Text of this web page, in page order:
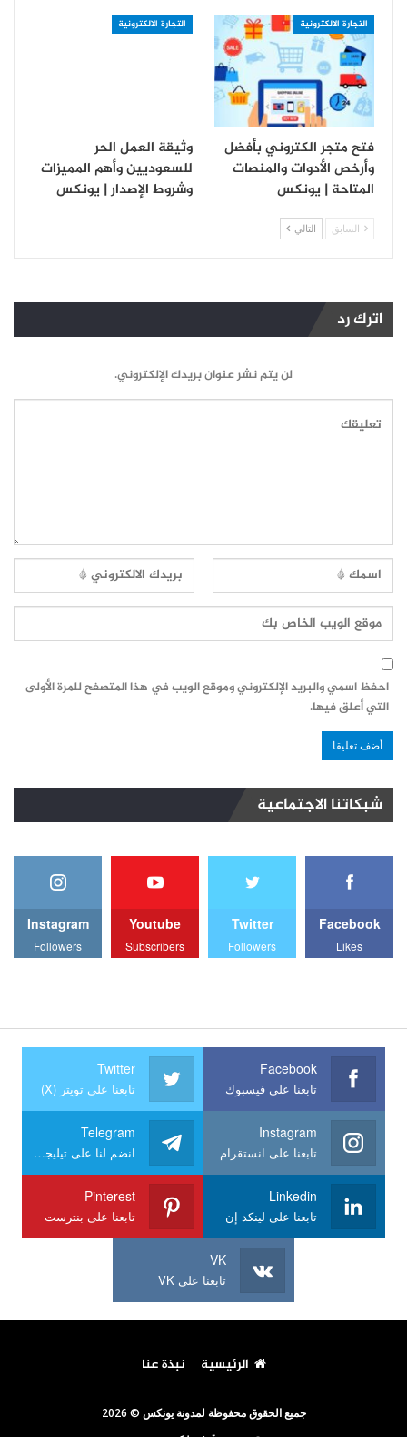
التجارة الالكترونية
فتح متجر الكتروني بأفضل
وأرخص الأدوات والمنصات
المتاحة | يونكس
التجارة الالكترونية
وثيقة العمل الحر
للسعوديين وأهم المميزات
وشروط الإصدار | يونكس
السابق التالي
اترك رد
لن يتم نشر عنوان بريدك الإلكتروني.
احفظ اسمي والبريد الإلكتروني وموقع الويب في هذا المتصفح للمرة الأولى
التي أعلق فيها.
شبكاتنا الاجتماعية
Facebook
Likes
Twitter
Followers
Youtube
Subscribers
Instagram
Followers
Facebook
تابعنا على فيسبوك
Twitter
تابعنا على تويتر (X)
Instagram
تابعنا على انستقرام
Telegram
انضم لنا على تيليجرام
Linkedin
تابعنا على لينكد إن
Pinterest
تابعنا على بنترست
VK
تابعنا على VK
الرئيسية نبذة عنا
جميع الحقوق محفوظة لمدونة يونكس © 2026